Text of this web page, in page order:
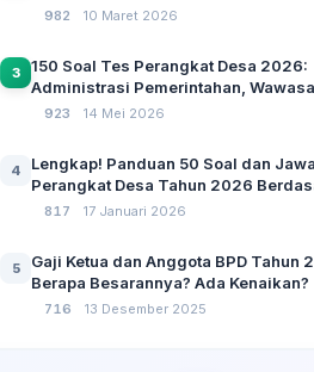
SPP Pencairan Dana Desa
982 10 Maret 2026
3
150 Soal Tes Perangkat Desa 2026:
Administrasi Pemerintahan,
Kebangsaan, dan Komputer Beserta
923 14 Mei 2026
4
Lengkap! Panduan 50 Soal dan
Perangkat Desa Tahun 2026
No 3 Tahun 2024
817 17 Januari 2026
5
Gaji Ketua dan Anggota BPD Tahun
Berapa Besarannya? Ada Kenaikan?
716 13 Desember 2025